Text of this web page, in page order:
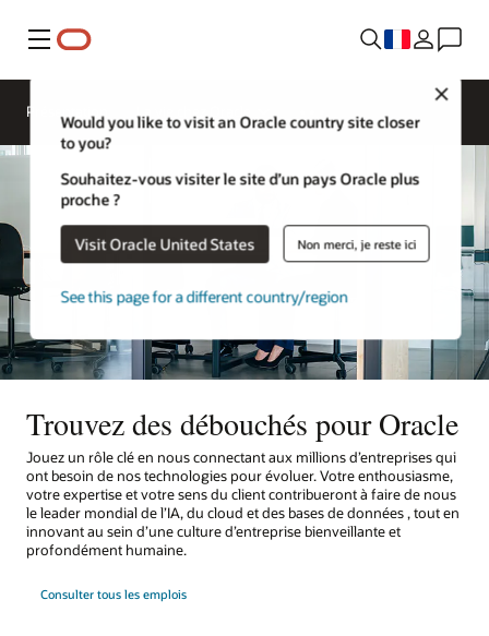
Menu
Would you like to visit an Oracle country site closer
to you?
Souhaitez-vous visiter le site d’un pays Oracle plus
proche ?
Visit Oracle United States Non merci, je reste ici
See this page for a different country/region
Présentation
Trouvez des débouchés pour Oracle
Jouez un rôle clé en nous connectant aux millions d’entreprises qui
ont besoin de nos technologies pour évoluer. Votre enthousiasme,
votre expertise et votre sens du client contribueront à faire de nous
le leader mondial de l’IA, du cloud et des bases de données , tout en
innovant au sein d’une culture d’entreprise bienveillante et
profondément humaine.
Consulter tous les emplois